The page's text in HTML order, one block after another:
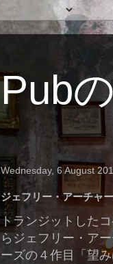
Pub
Wednesday, 6 August
ジェフリー・アーチャ
トランジットした
らジェフリー・ア
ーズの４作目「望